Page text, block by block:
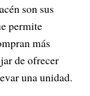
son sus
permite
más
de ofrecer
una unidad.